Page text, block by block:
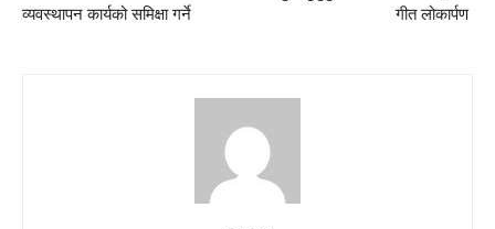
व्यवस्थापन कार्यको समिक्षा गर्ने
गीत लोकार्पण